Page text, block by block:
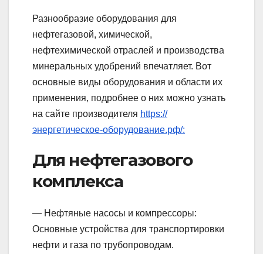
Разнообразие оборудования для
нефтегазовой, химической,
нефтехимической отраслей и производства
минеральных удобрений впечатляет. Вот
основные виды оборудования и области их
применения, подробнее о них можно узнать
на сайте производителя https://
энергетическое-оборудование.рф/:
Для нефтегазового
комплекса
— Нефтяные насосы и компрессоры:
Основные устройства для транспортировки
нефти и газа по трубопроводам.